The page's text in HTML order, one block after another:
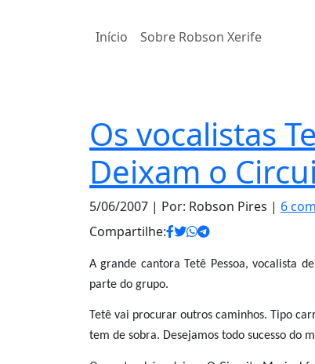
Início Sobre Robson Xerife
Os vocalistas
Deixam o
5/06/2007 | Por: Robson Pires | 6
Compartilhe:
A grande cantora Tetê Pessoa, vocalista
parte do grupo.
Tetê vai procurar outros caminhos. Tipo
tem de sobra. Desejamos todo sucesso do